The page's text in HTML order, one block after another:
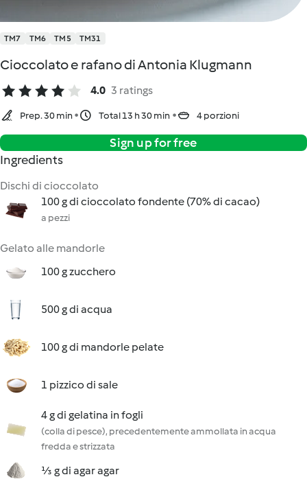
TM7 TM6 TM5 TM31
Cioccolato e rafano di Antonia Klugmann
4.0 3 ratings
Prep. 30 min Total 13 h 30 min 4 porzioni
Sign up for free
Ingredients
Dischi di cioccolato
100 g di cioccolato fondente (70% di cacao)
a pezzi
Gelato alle mandorle
100 g zucchero
500 g di acqua
100 g di mandorle pelate
1 pizzico di sale
4 g di gelatina in fogli
(colla di pesce), precedentemente ammollata in acqua
fredda e strizzata
⅓ g di agar agar